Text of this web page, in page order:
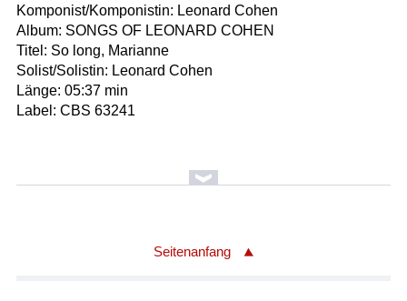
Komponist/Komponistin: Leonard Cohen
Album: SONGS OF LEONARD COHEN
Titel: So long, Marianne
Solist/Solistin: Leonard Cohen
Länge: 05:37 min
Label: CBS 63241
Seitenanfang